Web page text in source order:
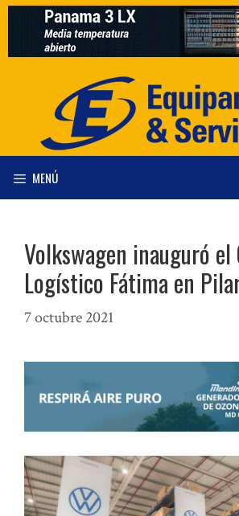
Saltar
contenido
MENÚ
Volkswagen inauguró
Logístico Fátima en
7 octubre 2021